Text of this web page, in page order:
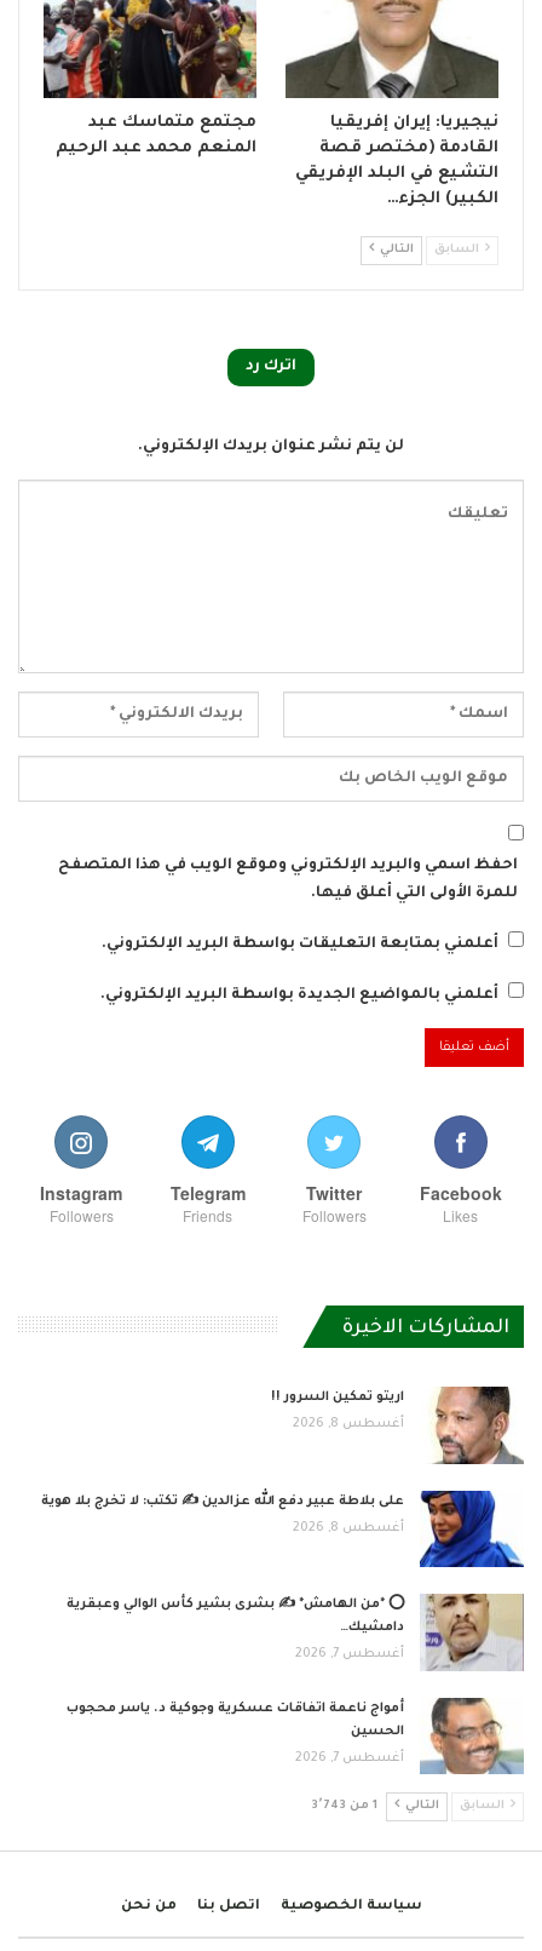
نيجيريا: إيران إفريقيا
القادمة (مختصر قصة
التشيع في البلد الإفريقي
الكبير) الجزء…
مجتمع متماسك عبد
المنعم محمد عبد الرحيم
السابق التالي
اترك رد
لن يتم نشر عنوان بريدك الإلكتروني.
احفظ اسمي والبريد الإلكتروني وموقع الويب في هذا المتصفح
للمرة الأولى التي أعلق فيها.
أعلمني بمتابعة التعليقات بواسطة البريد الإلكتروني.
أعلمني بالمواضيع الجديدة بواسطة البريد الإلكتروني.
Facebook
Likes
Twitter
Followers
Telegram
Friends
Instagram
Followers
المشاركات الاخيرة
اريتو تمكين السرور !!
أغسطس 8, 2026
على بلاطة عبير دفع الله عزالدين ✍️ تكتب: لا تخرج بلا هوية
أغسطس 8, 2026
⭕ *من الهامش* ✍️ بشرى بشير كأس الوالي وعبقرية
دامشيك…
أغسطس 7, 2026
أمواج ناعمة اتفاقات عسكرية وجوكية د. ياسر محجوب
الحسين
أغسطس 7, 2026
السابق التالي 1 من 3٬743
سياسة الخصوصية اتصل بنا من نحن